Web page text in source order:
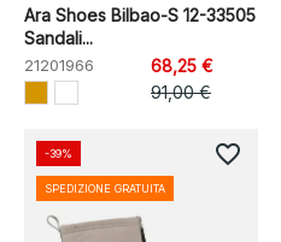
Ara Shoes Bilbao-S 12-33505
Sandali...
21201966
68,25 €
91,00 €
-39%
SPEDIZIONE GRATUITA
favorite_border